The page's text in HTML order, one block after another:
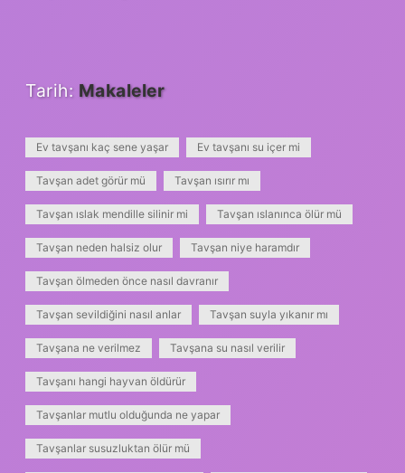
Tarih: Makaleler
Ev tavşanı kaç sene yaşar Ev tavşanı su içer mi
Tavşan adet görür mü Tavşan ısırır mı
Tavşan ıslak mendille silinir mi Tavşan ıslanınca ölür mü
Tavşan neden halsiz olur Tavşan niye haramdır
Tavşan ölmeden önce nasıl davranır
Tavşan sevildiğini nasıl anlar Tavşan suyla yıkanır mı
Tavşana ne verilmez Tavşana su nasıl verilir
Tavşanı hangi hayvan öldürür
Tavşanlar mutlu olduğunda ne yapar
Tavşanlar susuzluktan ölür mü